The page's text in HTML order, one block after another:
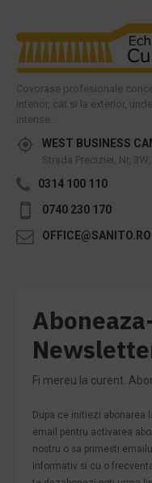
Covorase profesionale
interior, cat si la exterior,
intense.
WEST BUSINESS
Strada Preciziei, Nr,
0314 100 110
0740 230 170
OFFICE@SANITO.RO
Fi mereu la curent.
Dupa ce initiezi abonarea
email pentru activarea
nostru o sa primesti
informativ si cu o